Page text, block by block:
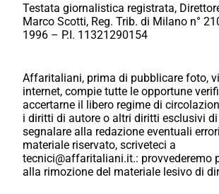
Testata giornalistica registrata,
Marco Scotti, Reg. Trib. di Milano n°
1996 – P.I. 11321290154
Affaritaliani, prima di pubblicare foto,
internet, compie tutte le opportune
accertarne il libero regime di
i diritti di autore o altri diritti esclusivi di
segnalare alla redazione eventuali errori
materiale riservato, scriveteci a
tecnici@affaritaliani.it.: provvederemo
alla rimozione del materiale lesivo di